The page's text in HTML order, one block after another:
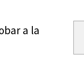
a la